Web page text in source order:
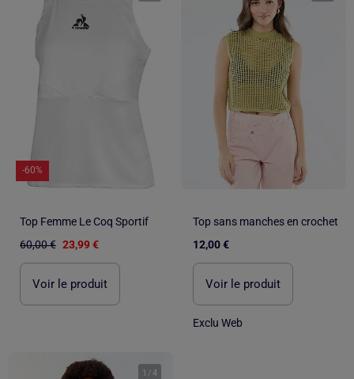
-60%
Top Femme Le Coq Sportif
60,00 € 23,99 €
Voir le produit
Top sans manches en crochet
12,00 €
Voir le produit
Exclu Web
1 /4